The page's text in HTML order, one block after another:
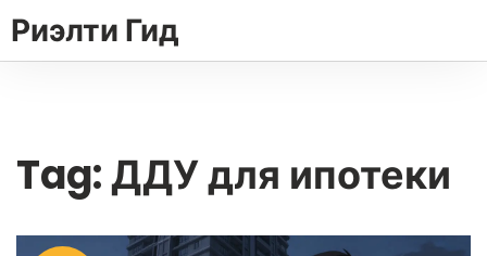
Риэлти Гид
Tag: ДДУ для ипотеки